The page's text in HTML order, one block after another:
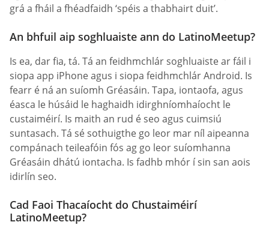
grá a fháil a fhéadfaidh ‘spéis a thabhairt duit’.
An bhfuil aip soghluaiste ann do LatinoMeetup?
Is ea, dar fia, tá. Tá an feidhmchlár soghluaiste ar fáil i
siopa app iPhone agus i siopa feidhmchlár Android. Is
fearr é ná an suíomh Gréasáin. Tapa, iontaofa, agus
éasca le húsáid le haghaidh idirghníomhaíocht le
custaiméirí. Is maith an rud é seo agus cuimsiú
suntasach. Tá sé sothuigthe go leor mar níl aipeanna
compánach teileafóin fós ag go leor suíomhanna
Gréasáin dhátú iontacha. Is fadhb mhór í sin san aois
idirlín seo.
Cad Faoi Thacaíocht do Chustaiméirí
LatinoMeetup?